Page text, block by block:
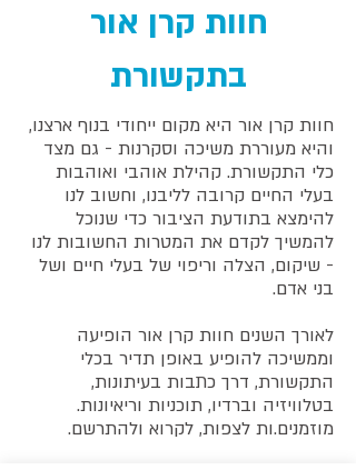
חוות קרן אור
בתקשורת
חוות קרן אור היא מקום ייחודי בנוף ארצנו,
והיא מעוררת משיכה וסקרנות - גם מצד
כלי התקשורת. קהילת אוהבי ואוהבות
בעלי החיים קרובה לליבנו, וחשוב לנו
להימצא בתודעת הציבור כדי שנוכל
להמשיך לקדם את המטרות החשובות לנו
- שיקום, הצלה וריפוי של בעלי חיים ושל
בני אדם.
לאורך השנים חוות קרן אור הופיעה
וממשיכה להופיע באופן תדיר בכלי
התקשורת, דרך כתבות בעיתונות,
בטלוויזיה וברדיו, תוכניות וריאיונות.
מוזמנים.ות לצפות, לקרוא ולהתרשם.